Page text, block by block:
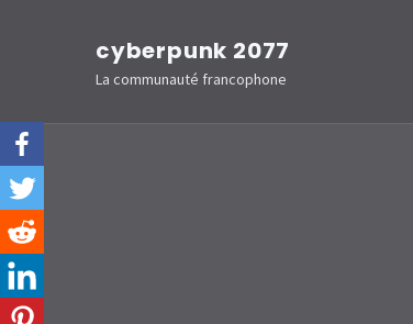
(Pressez
Entrée)
cyberpunk 2077
La communauté francophone